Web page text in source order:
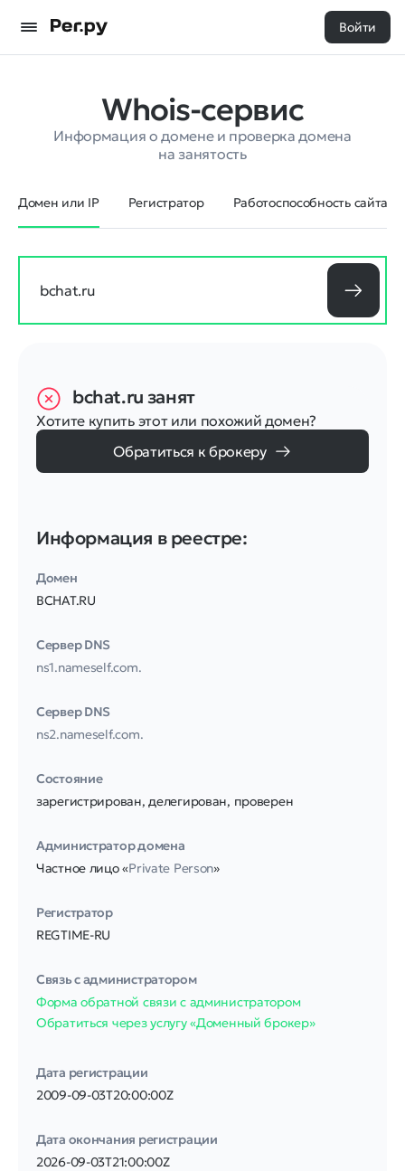
Войти
Whois-сервис
Информация о домене и проверка домена
на занятость
Домен или IP Регистратор Работоспособность сайта
bchat.ruзанят
Хотите купить этот или похожий домен?
Обратиться к брокеру
Информация в реестре:
Домен
BCHAT.RU
Сервер DNS
ns1.nameself.com.
Сервер DNS
ns2.nameself.com.
Соcтояние
зарегистрирован, делегирован, проверен
Администратор домена
Частное лицо «Private Person»
Регистратор
REGTIME-RU
Связь с администратором
Форма обратной связи с администратором
Обратиться через услугу «Доменный брокер»
Дата регистрации
2009-09-03T20:00:00Z
Дата окончания регистрации
2026-09-03T21:00:00Z